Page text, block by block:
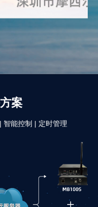
案
智能控制 | 定时管理